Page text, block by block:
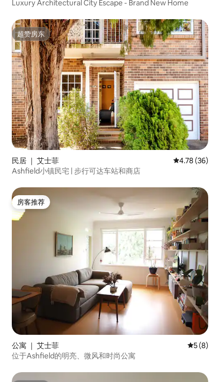
Luxury Architectural City Escape - Brand New Home
超赞房东
超赞房东
民居 ｜ 艾士菲 平均评分
4.78 (36)
Ashfield小镇民宅 | 步行可达车站和商店
房客推荐
房客推荐
公寓 ｜ 艾士菲 平均评分
5 (8)
位于Ashfield的明亮、微风和时尚公寓